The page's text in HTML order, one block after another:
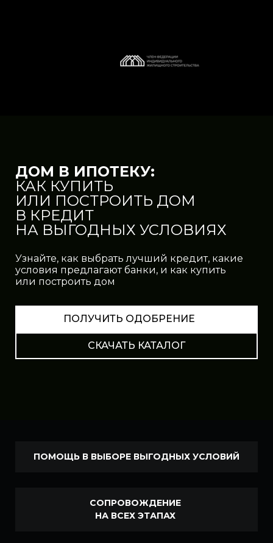
ДОМ В ИПОТЕКУ:
КАК КУПИТЬ
ИЛИ ПОСТРОИТЬ ДОМ
В КРЕДИТ
НА ВЫГОДНЫХ УСЛОВИЯХ
Узнайте, как выбрать лучший кредит, какие
условия предлагают банки, и как купить
или построить дом
ПОЛУЧИТЬ ОДОБРЕНИЕ
СКАЧАТЬ КАТАЛОГ
ПОМОЩЬ В ВЫБОРЕ ВЫГОДНЫХ УСЛОВИЙ
СОПРОВОЖДЕНИЕ
НА ВСЕХ ЭТАПАХ